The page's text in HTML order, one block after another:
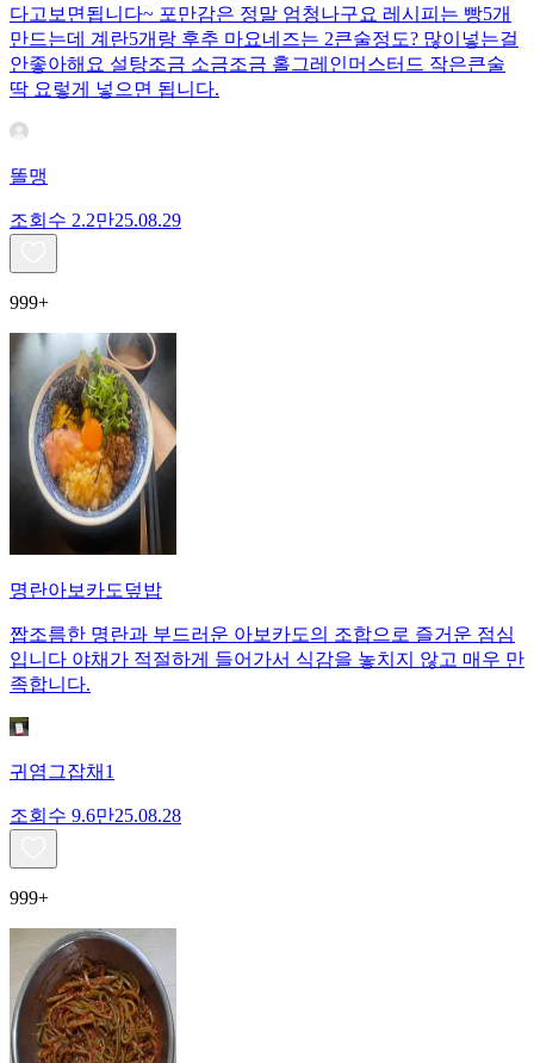
다고보면됩니다~ 포만감은 정말 엄청나구요 레시피는 빵5개
만드는데 계란5개랑 후추 마요네즈는 2큰술정도? 많이넣는걸
안좋아해요 설탕조금 소금조금 홀그레인머스터드 작은큰술
딱 요렇게 넣으면 됩니다.
똘맹
조회수 2.2만25.08.29
999+
명란아보카도덮밥
짭조름한 명란과 부드러운 아보카도의 조합으로 즐거운 점심
입니다 야채가 적절하게 들어가서 식감을 놓치지 않고 매우 만
족합니다.
귀염그잡채1
조회수 9.6만25.08.28
999+